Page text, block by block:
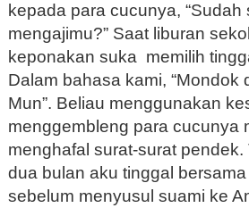
kepada para cucunya, “Sudah
mengajimu?” Saat liburan
keponakan suka memilih
Dalam bahasa kami, “Mondok
Mun”. Beliau menggunakan
menggembleng para cucunya
menghafal surat-surat
dua bulan aku tinggal
sebelum menyusul suami ke